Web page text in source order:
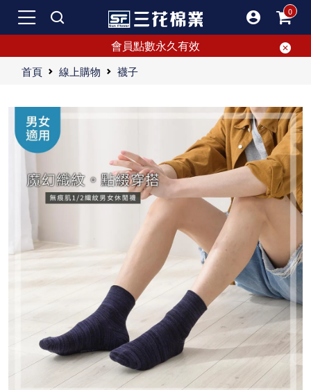
會員點數永久有效
首頁 線上購物 襪子
專利無痕襪：簡單設計中展現時尚品味，男人最佳選擇。嚴選優質棉材，吸汗透氣，三花無痕襪提供足部乾爽舒適，上班族首選。舒適非凡，穿上即懂的專利無痕襪，自信時尚，成功人士首選。
"三花無痕襪心得：超越期待的舒適體驗 最近我有機會入手了一雙三花的專利無痕襪，這雙襪子的舒適度真的是超乎我的想像，迫不及待想推薦給大家。無痕襪，雖然聽起來簡單，但其實蘊藏著不少設計巧思。無痕的最大特點就是即使長時間穿著也不會在腳上留下痕跡，避免了腳踝處不美觀的印記。 這雙三花無痕襪一穿上就給我一種量身訂做的感覺，腳底非常舒適。我特別喜歡它選用的優質棉材質，不僅吸汗透氣，更能讓雙足一整天都保持乾爽。對於每天上班都需要穿皮鞋或運動鞋的我來說，這一點簡直就是救星。無痕襪的吸汗功能讓我即使經歷一整天的工作，也依然保持足部的清爽，真的是一大福音。 舒適與時尚兼具的設計 除了舒適外，三花無痕襪還融入了時尚元素。這種設計讓襪子不僅僅是穿著配件，更成為一種時尚單品。穿上這雙無痕襪，你會立即感受到它帶來的自信。無論你穿的是皮鞋、運動鞋還是休閒鞋，無痕襪都能完美隱藏，不會影響整體造型，特別適合注重細節的成功人士。 彈性與耐用性 這雙無痕襪的彈性非常好，即使穿久了也不會鬆垮，能夠長時間保持形狀和貼合感。即使經過多次洗滌，襪子依然能保持其舒適度和外觀，這對於經常穿襪子的我來說，真的是一個很大的優點。 精細的細節處理 令人驚喜的是，三花無痕襪的細節處理非常到位。它的縫線非常平滑，不會在穿著時摩擦腳趾或腳跟，非常友好。鞋口設計也非常貼合，不會因為太緊而留下痕跡，也不會因為太鬆而滑落，真是貼心地考慮到了每一個細節。 總結 總結來說，這雙三花無痕襪真的是超乎我的預期，無論是舒適度、設計還是材質選擇，都顯示出了它的品質和用心。如果你還沒有嘗試過無痕襪，我強烈建議你一定要試試這款專利無痕襪。穿上它，你會懂為什麼它會成為成功人士的首選。無痕襪不僅僅是一雙襪子，更是一種生活品質的體現，讓你在每天的穿著中都能感受到它帶來的舒適和自信。 三花無痕襪絕對是男人的最佳選擇，不管是上班、運動還是日常生活，這雙無痕襪都能給你帶來極致的舒適和乾爽體驗。無痕襪的優點讓你在任何場合都能自信滿滿，選擇無痕襪，就是選擇一種更高品質的生活方式。 更高品質的生活選擇 最後，再次推薦這款三花專利無痕襪，它確實是提升生活品質的最佳選擇。如果你想讓每天的生活更舒適、更自信，那這雙無痕襪絕對是你的不二之選。無論你是何種身份，這雙無痕襪都能帶給你全新的穿著體驗。 所以，不要再猶豫了，立即嘗試三花無痕襪，讓你的雙足也享受一下這種舒適與自信。選擇三花無痕襪，就是選擇了一種精緻且高品質的生活方式。"